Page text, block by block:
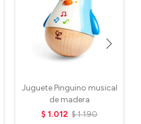
Juguete Pinguino musical
de madera
$ 1.012 $1.190